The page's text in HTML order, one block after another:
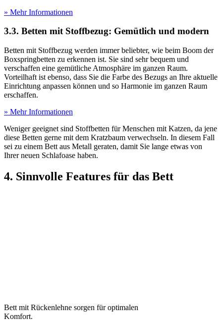
» Mehr Informationen
3.3. Betten mit Stoffbezug: Gemütlich und modern
Betten mit Stoffbezug werden immer beliebter, wie beim Boom der
Boxspringbetten zu erkennen ist. Sie sind sehr bequem und
verschaffen eine gemütliche Atmosphäre im ganzen Raum.
Vorteilhaft ist ebenso, dass Sie die Farbe des Bezugs an Ihre aktuelle
Einrichtung anpassen können und so Harmonie im ganzen Raum
erschaffen.
» Mehr Informationen
Weniger geeignet sind Stoffbetten für Menschen mit Katzen, da jene
diese Betten gerne mit dem Kratzbaum verwechseln. In diesem Fall
sei zu einem Bett aus Metall geraten, damit Sie lange etwas von
Ihrer neuen Schlafoase haben.
4. Sinnvolle Features für das Bett
Bett mit Rückenlehne sorgen für optimalen
Komfort.